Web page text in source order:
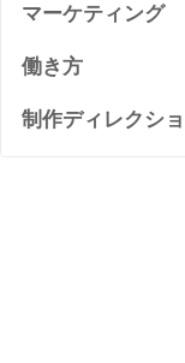
マーケティング
働き方
制作ディレクシ